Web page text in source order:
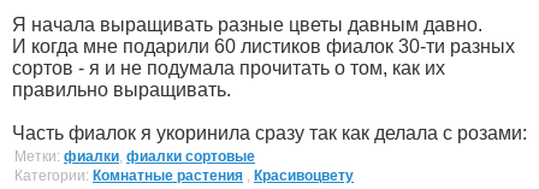
Я начала выращивать разные цветы давным давно.
И когда мне подарили 60 листиков фиалок 30-ти разных
сортов - я и не подумала прочитать о том, как их
правильно выращивать.
Часть фиалок я укоринила сразу так как делала с розами:
Метки: фиалки, фиалки сортовые
Категории: Комнатные растения , Красивоцвету